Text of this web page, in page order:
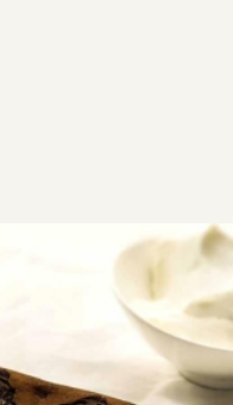
στους αγαπημένους